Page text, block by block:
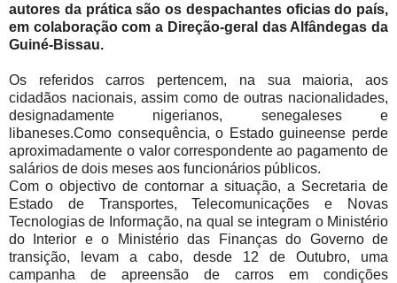
autores da prática são os despachantes oficias do país,
em colaboração com a Direção-geral das Alfândegas da
Guiné-Bissau.
Os referidos carros pertencem, na sua maioria, aos
cidadãos nacionais, assim como de outras nacionalidades,
designadamente nigerianos, senegaleses e
libaneses.Como consequência, o Estado guineense perde
aproximadamente o valor correspondente ao pagamento de
salários de dois meses aos funcionários públicos.
Com o objectivo de contornar a situação, a Secretaria de
Estado de Transportes, Telecomunicações e Novas
Tecnologias de Informação, na qual se integram o Ministério
do Interior e o Ministério das Finanças do Governo de
transição, levam a cabo, desde 12 de Outubro, uma
campanha de apreensão de carros em condições